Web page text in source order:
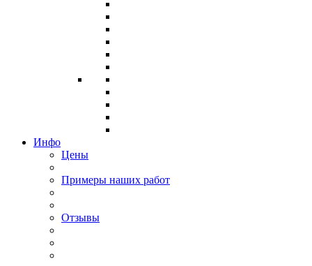
Инфо
Цены
Примеры наших работ
Отзывы